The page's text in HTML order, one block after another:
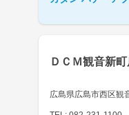
ＤＣＭ観音新
広島県広島市西区観